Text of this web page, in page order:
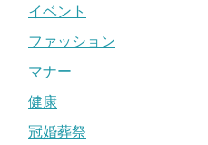
イベント
ファッション
マナー
健康
冠婚葬祭